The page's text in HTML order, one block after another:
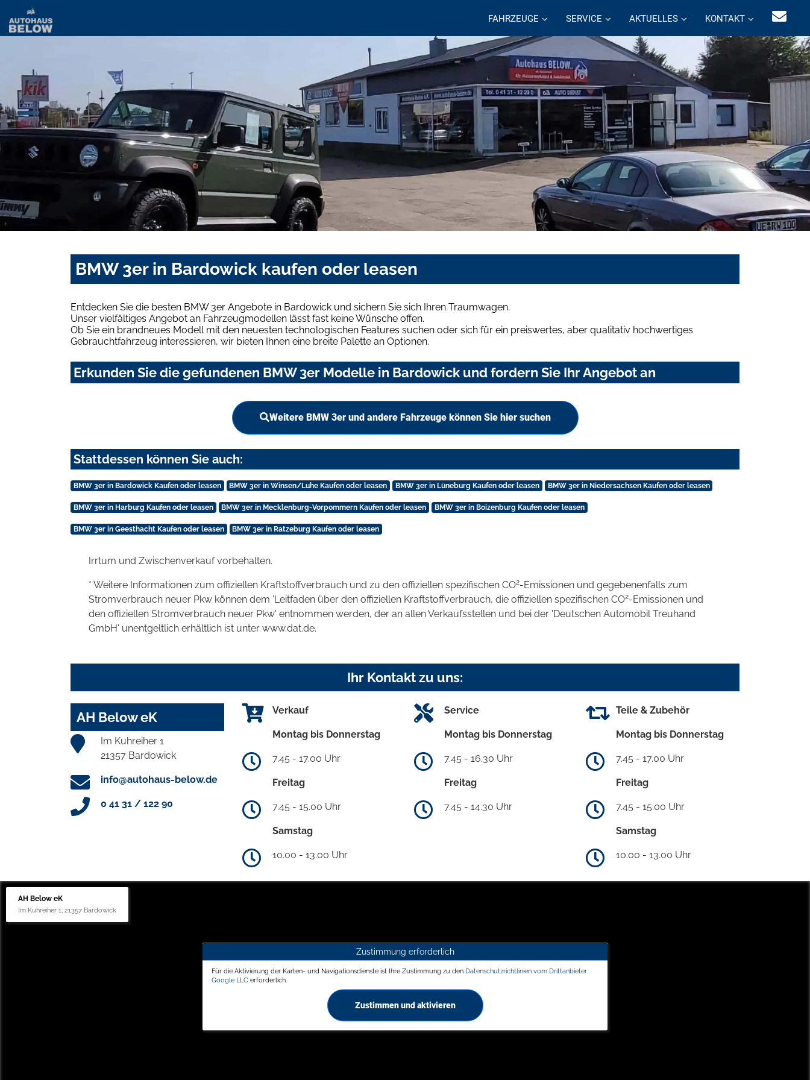
FAHRZEUGE SERVICE AKTUELLES KONTAKT
BMW 3er in Bardowick kaufen oder leasen
Entdecken Sie die besten BMW 3er Angebote in Bardowick und sichern Sie sich Ihren Traumwagen.
Unser vielfältiges Angebot an Fahrzeugmodellen lässt fast keine Wünsche offen.
Ob Sie ein brandneues Modell mit den neuesten technologischen Features suchen oder sich für ein preiswertes, aber qualitativ hochwertiges
Gebrauchtfahrzeug interessieren, wir bieten Ihnen eine breite Palette an Optionen.
Erkunden Sie die gefundenen BMW 3er Modelle in Bardowick und fordern Sie Ihr Angebot an
Weitere BMW 3er und andere Fahrzeuge können Sie hier suchen
Stattdessen können Sie auch:
BMW 3er in Bardowick Kaufen oder leasen BMW 3er in Winsen/Luhe Kaufen oder leasen BMW 3er in Lüneburg Kaufen oder leasen BMW 3er in Niedersachsen Kaufen oder leasen
BMW 3er in Harburg Kaufen oder leasen BMW 3er in Mecklenburg-Vorpommern Kaufen oder leasen BMW 3er in Boizenburg Kaufen oder leasen
BMW 3er in Geesthacht Kaufen oder leasen BMW 3er in Ratzeburg Kaufen oder leasen
Irrtum und Zwischenverkauf vorbehalten.
* Weitere Informationen zum offiziellen Kraftstoffverbrauch und zu den offiziellen spezifischen CO2-Emissionen und gegebenenfalls zum
Stromverbrauch neuer Pkw können dem 'Leitfaden über den offiziellen Kraftstoffverbrauch, die offiziellen spezifischen CO2-Emissionen und
den offiziellen Stromverbrauch neuer Pkw' entnommen werden, der an allen Verkaufsstellen und bei der 'Deutschen Automobil Treuhand
GmbH' unentgeltlich erhältlich ist unter www.dat.de.
Ihr Kontakt zu uns:
AH Below eK
Im Kuhreiher 1
21357 Bardowick
info@autohaus-below.de
0 41 31 / 122 90
Verkauf
Montag bis Donnerstag
7.45 - 17.00 Uhr
Freitag
7.45 - 15.00 Uhr
Samstag
10.00 - 13.00 Uhr
Service
Montag bis Donnerstag
7.45 - 16.30 Uhr
Freitag
7.45 - 14.30 Uhr
Teile & Zubehör
Montag bis Donnerstag
7.45 - 17.00 Uhr
Freitag
7.45 - 15.00 Uhr
Samstag
10.00 - 13.00 Uhr
AH Below eK
Im Kuhreiher 1, 21357 Bardowick
Zustimmung erforderlich
Für die Aktivierung der Karten- und Navigationsdienste ist Ihre Zustimmung zu den Datenschutzrichtlinien vom Drittanbieter
Google LLC erforderlich.
Zustimmen und aktivieren